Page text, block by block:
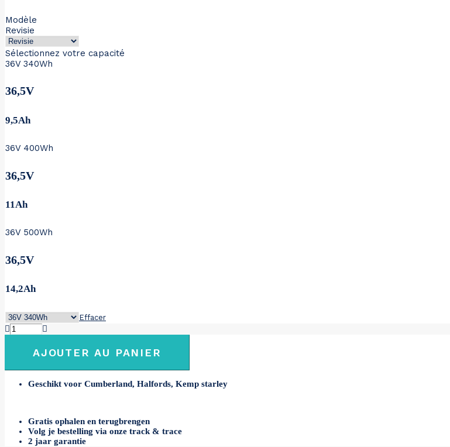
à
Modèle
Revisie
Sélectionnez votre capacité
36V 340Wh
36,5V
9,5Ah
36V 400Wh
36,5V
11Ah
36V 500Wh
36,5V
14,2Ah
Effacer
quantité
Halfords,
Starley
36V
AJOUTER AU PANIER
Geschikt voor Cumberland, Halfords, Kemp starley
Gratis ophalen en terugbrengen
Volg je bestelling via onze track & trace
2 jaar garantie